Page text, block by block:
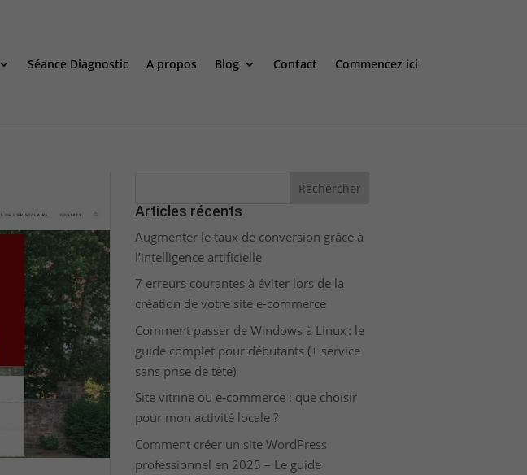
Séance Diagnostic A propos Blog Contact Commencez ici
Articles récents
Augmenter le taux de conversion grâce à
l’intelligence artificielle
7 erreurs courantes à éviter lors de la
création de votre site e-commerce
Comment passer de Windows à Linux : le
guide complet pour débutants (+ service
sans prise de tête)
Site vitrine ou e-commerce : que choisir
pour mon activité locale ?
Comment créer un site WordPress
professionnel en 2025 – Le guide